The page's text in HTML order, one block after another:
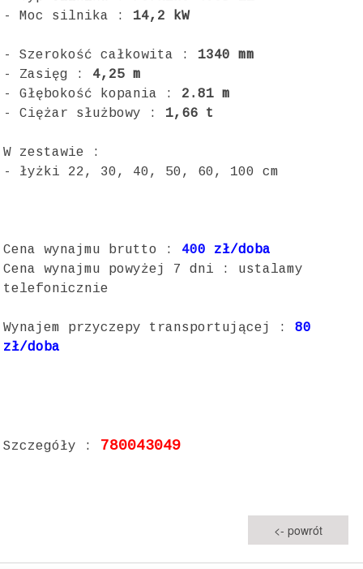
- Moc silnika : 14,2 kW
- Szerokość całkowita : 1340 mm
- Zasięg : 4,25 m
- Głębokość kopania : 2.81 m
- Ciężar służbowy : 1,66 t
W zestawie :
- łyżki 22, 30, 40, 50, 60, 100 cm
Cena wynajmu brutto : 400 zł/doba
Cena wynajmu powyżej 7 dni : ustalamy
telefonicznie
Wynajem przyczepy transportującej : 80
zł/doba
Szczegóły : 780043049
<- powrót